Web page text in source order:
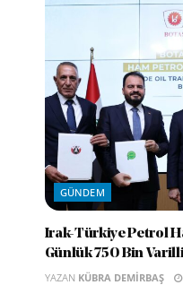
GÜNDEM
Irak-Türkiye Petrol
Günlük 750 Bin
YAZAN KÜBRA DEMIRBAŞ